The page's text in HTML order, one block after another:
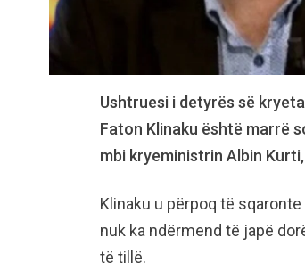
Ushtruesi i detyrës së
Faton Klinaku është marrë
mbi kryeministrin Albin
Klinaku u përpoq të
nuk ka ndërmend të japë
të tillë.